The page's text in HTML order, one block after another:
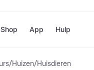
Shop
Winkels
App Hulp
/Huizen/Huisdieren